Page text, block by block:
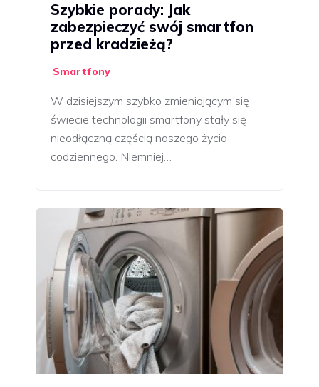
Szybkie porady: Jak
zabezpieczyć swój smartfon
przed kradzieżą?
Smartfony
W dzisiejszym szybko zmieniającym się
świecie technologii smartfony stały się
nieodłączną częścią naszego życia
codziennego. Niemniej…